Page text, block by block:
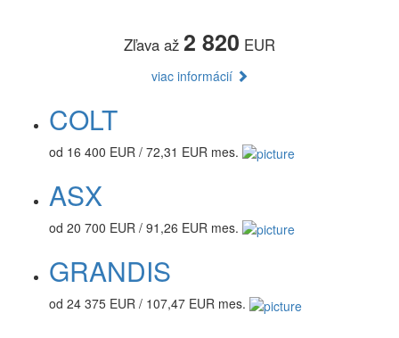
Zľava až 2 820 EUR
viac informácií
COLT
od 16 400 EUR / 72,31 EUR mes.
ASX
od 20 700 EUR / 91,26 EUR mes.
GRANDIS
od 24 375 EUR / 107,47 EUR mes.